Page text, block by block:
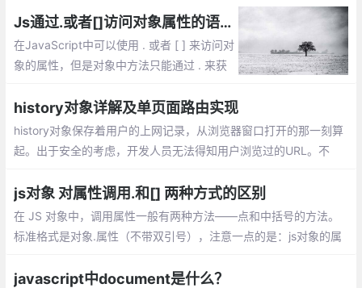
Js通过.或者[]访问对象属性的语法、性能等区别
在JavaScript中可以使用 . 或者 [ ] 来访问对
象的属性，但是对象中方法只能通过 . 来获
者使用[]作为一个关联数组来存取对象的属
性。但是这两种方式有什么区别了？
history对象详解及单页面路由实现
history对象保存着用户的上网记录，从浏览器窗口打开的那一刻算
起。出于安全的考虑，开发人员无法得知用户浏览过的URL。不
况下实现后退与前进
js对象 对属性调用.和[] 两种方式的区别
在 JS 对象中，调用属性一般有两种方法——点和中括号的方法。
标准格式是对象.属性（不带双引号），注意一点的是：js对象的属
ey数字啊，表达式啊等等
javascript中document是什么？